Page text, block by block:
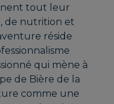
tout leur
de nutrition et
réside
qui mène à
de Bière de la
comme une